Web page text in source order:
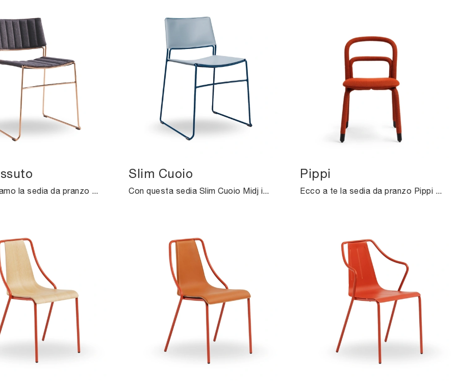
Ti presentiamo la sedia da pranzo Slim Tessuto per atmosfere moderne, tra le più originali Sedie fisse di Midj.
Slim Cuoio
Con questa sedia Slim Cuoio Midj in cuoio, una tra le nostre sedute fisse moderne, potrai impreziosire i tuoi interni.
Pippi
Ecco a te la sedia da pranzo Pippi per atmosfere design, tra le più belle Sedie fisse di Midj.